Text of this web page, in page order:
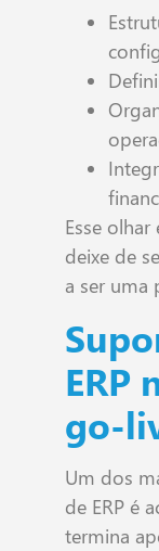
Esse
deixe de
a ser uma
ERP
go-
Um dos
de ERP é
termina